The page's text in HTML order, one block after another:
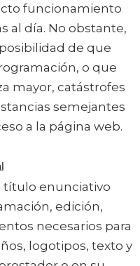
funcionamiento
al día. No obstante,
de que
o que
mayor, catástrofes
semejantes
a la página web.
título enunciativo
edición,
necesarios para
logotipos, texto y